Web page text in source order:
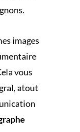
images
vous
atout